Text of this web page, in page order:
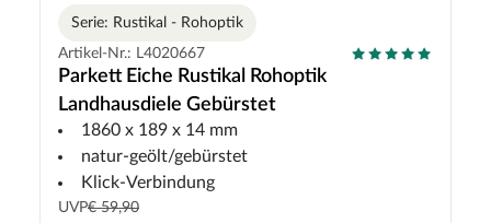
Serie: Rustikal - Rohoptik
Artikel-Nr.: L4020667
Parkett Eiche Rustikal Rohoptik
Landhausdiele Gebürstet
1860 x 189 x 14 mm
natur-geölt/gebürstet
Klick-Verbindung
UVP€ 59,90